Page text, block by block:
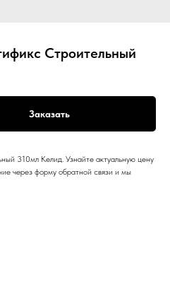
Строительный
Заказать
310мл Келид. Узнайте актуальную цену
через форму обратной связи и мы